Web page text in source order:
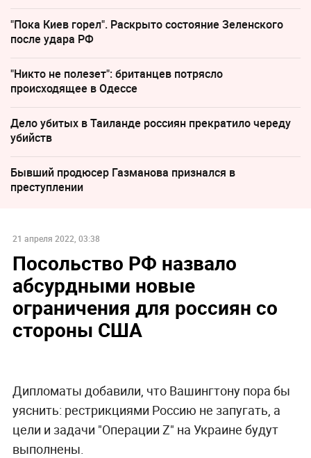
"Пока Киев горел". Раскрыто состояние Зеленского
после удара РФ
"Никто не полезет": британцев потрясло
происходящее в Одессе
Дело убитых в Таиланде россиян прекратило череду
убийств
Бывший продюсер Газманова признался в
преступлении
21 апреля 2022, 03:38
Посольство РФ назвало
абсурдными новые
ограничения для россиян со
стороны США
Дипломаты добавили, что Вашингтону пора бы
уяснить: рестрикциями Россию не запугать, а
цели и задачи "Операции Z" на Украине будут
выполнены.